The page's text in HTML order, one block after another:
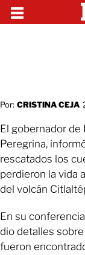
Por: CRISTINA CEJA
El gobernador de
Peregrina,
rescatados los
perdieron la vida
del volcán
En su
dio detalles
fueron